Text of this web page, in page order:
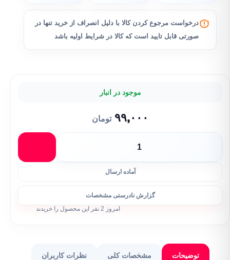
موجود در انبار
۹۹,۰۰۰ تومان
آماده ارسال
گزارش نادرستی مشخصات
امروز 2 نفر این محصول را خریدند
درخواست مرجوع کردن کالا با دلیل انصراف از خرید تنها در
صورتی قابل تایید است که کالا در شرایط اولیه باشد
توضیحات مشخصات کلی نظرات کاربران